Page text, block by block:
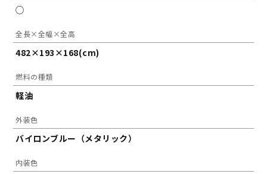
◯
全長×全幅×全高
482×193×168(cm)
燃料の種類
軽油
外装色
バイロンブルー（メタリック）
内装色